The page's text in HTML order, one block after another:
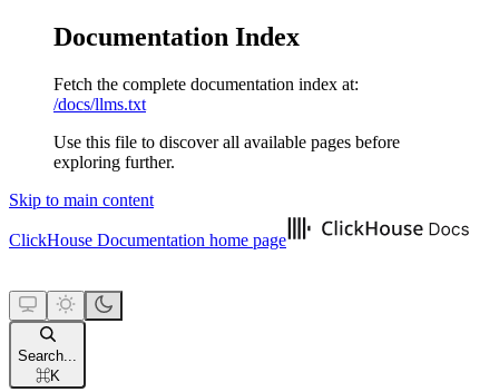
Documentation Index
Fetch the complete documentation index at:
/docs/llms.txt
Use this file to discover all available pages before
exploring further.
Skip to main content
ClickHouse Documentation home page
Search...
⌘K